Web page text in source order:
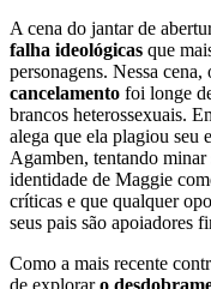
A cena do jantar de
falha ideológicas que
personagens. Nessa cena,
cancelamento foi longe
brancos heterossexuais.
alega que ela plagiou
Agamben, tentando minar
identidade de Maggie
críticas e que qualquer
seus pais são apoiadores
Como a mais recente